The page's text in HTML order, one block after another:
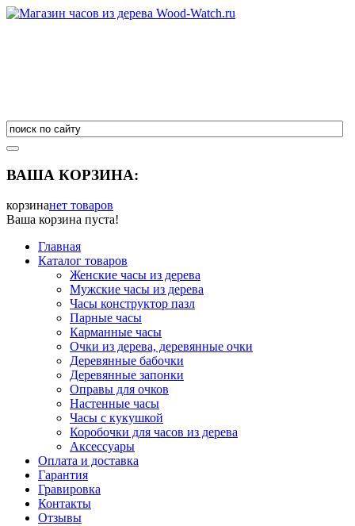
ВАША КОРЗИНА:
корзинанет товаров
Ваша корзина пуста!
Главная
Каталог товаров
Женские часы из дерева
Мужские часы из дерева
Часы конструктор пазл
Парные часы
Карманные часы
Очки из дерева, деревянные очки
Деревянные бабочки
Деревянные запонки
Оправы для очков
Настенные часы
Часы с кукушкой
Коробочки для часов из дерева
Аксессуары
Оплата и доставка
Гарантия
Гравировка
Контакты
Отзывы